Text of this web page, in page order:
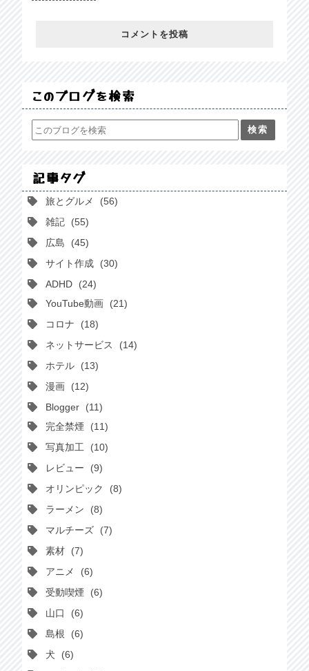
コメントを投稿
このブログを検索
記事タグ
旅とグルメ
56
雑記
55
広島
45
サイト作成
30
ADHD
24
YouTube動画
21
コロナ
18
ネットサービス
14
ホテル
13
漫画
12
Blogger
11
完全禁煙
11
写真加工
10
レビュー
9
オリンピック
8
ラーメン
8
マルチーズ
7
素材
7
アニメ
6
受動喫煙
6
山口
6
島根
6
犬
6